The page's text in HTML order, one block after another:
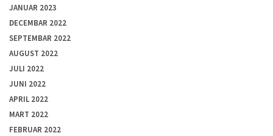
JANUAR 2023
DECEMBAR 2022
SEPTEMBAR 2022
AUGUST 2022
JULI 2022
JUNI 2022
APRIL 2022
MART 2022
FEBRUAR 2022